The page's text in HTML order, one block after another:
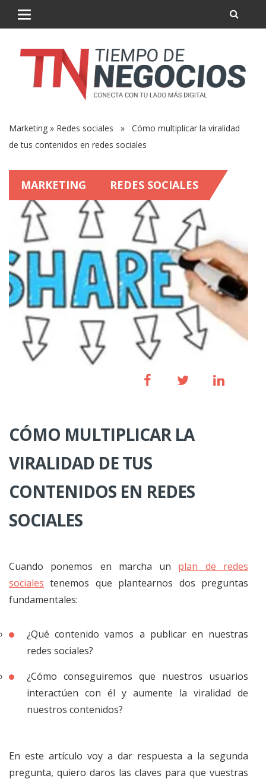
Marketing » Redes sociales » Cómo multiplicar la viralidad
de tus contenidos en redes sociales
MARKETING REDES SOCIALES
CÓMO MULTIPLICAR LA
VIRALIDAD DE TUS
CONTENIDOS EN REDES
SOCIALES
Cuando ponemos en marcha un plan de redes
sociales tenemos que plantearnos dos preguntas
fundamentales:
¿Qué contenido vamos a publicar en nuestras
redes sociales?
¿Cómo conseguiremos que nuestros usuarios
interactúen con él y aumente la viralidad de
nuestros contenidos?
En este artículo voy a dar respuesta a la segunda
pregunta, quiero daros las claves para que vuestras